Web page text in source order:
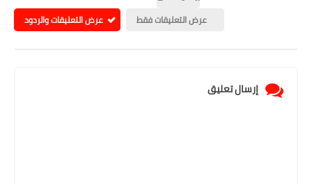
عرض التعليقات فقط
عرض التعليقات والردود
إرسال تعليق